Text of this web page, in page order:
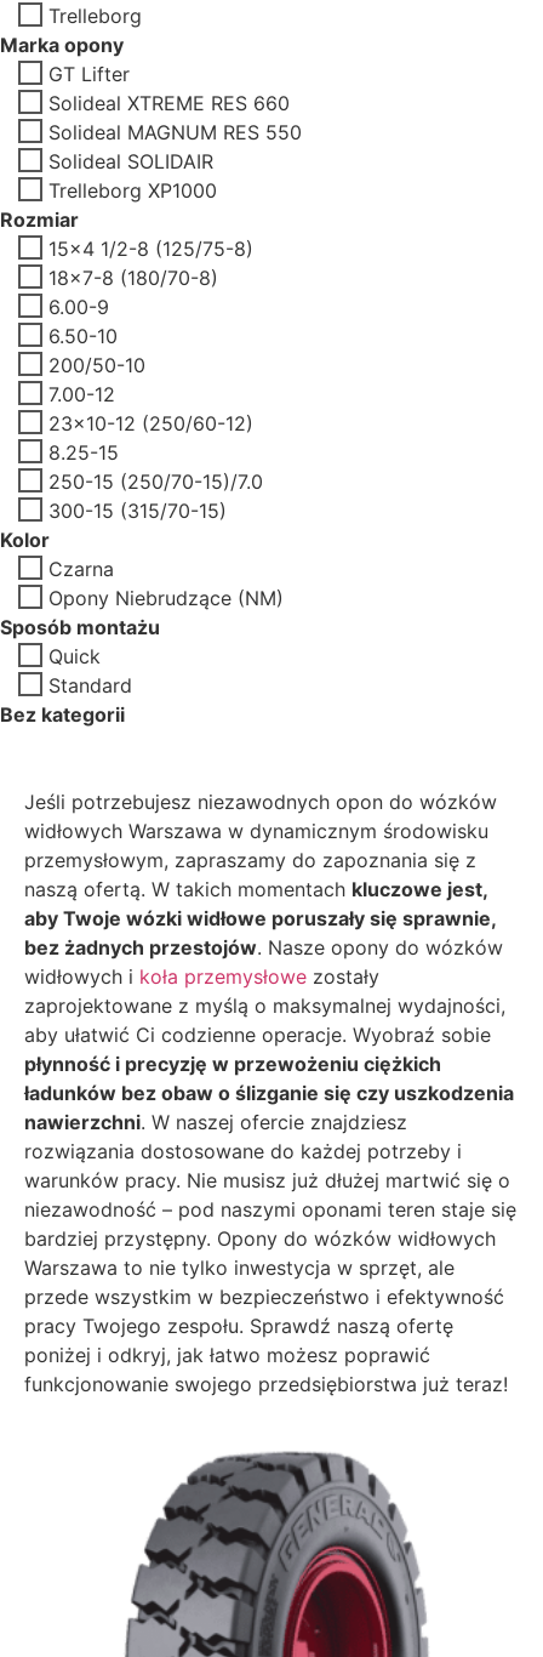
Trelleborg
Marka opony
GT Lifter
Solideal XTREME RES 660
Solideal MAGNUM RES 550
Solideal SOLIDAIR
Trelleborg XP1000
Rozmiar
15x4 1/2-8 (125/75-8)
18x7-8 (180/70-8)
6.00-9
6.50-10
200/50-10
7.00-12
23x10-12 (250/60-12)
8.25-15
250-15 (250/70-15)/7.0
300-15 (315/70-15)
Kolor
Czarna
Opony Niebrudzące (NM)
Sposób montażu
Quick
Standard
Bez kategorii
Jeśli potrzebujesz niezawodnych opon do wózków
widłowych Warszawa w dynamicznym środowisku
przemysłowym, zapraszamy do zapoznania się z
naszą ofertą. W takich momentach kluczowe jest,
aby Twoje wózki widłowe poruszały się sprawnie,
bez żadnych przestojów. Nasze opony do wózków
widłowych i koła przemysłowe zostały
zaprojektowane z myślą o maksymalnej wydajności,
aby ułatwić Ci codzienne operacje. Wyobraź sobie
płynność i precyzję w przewożeniu ciężkich
ładunków bez obaw o ślizganie się czy uszkodzenia
nawierzchni. W naszej ofercie znajdziesz
rozwiązania dostosowane do każdej potrzeby i
warunków pracy. Nie musisz już dłużej martwić się o
niezawodność – pod naszymi oponami teren staje się
bardziej przystępny. Opony do wózków widłowych
Warszawa to nie tylko inwestycja w sprzęt, ale
przede wszystkim w bezpieczeństwo i efektywność
pracy Twojego zespołu. Sprawdź naszą ofertę
poniżej i odkryj, jak łatwo możesz poprawić
funkcjonowanie swojego przedsiębiorstwa już teraz!